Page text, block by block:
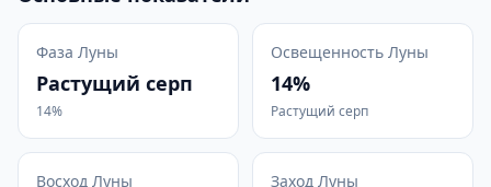
Фаза Луны
Растущий серп
14%
Освещенность Луны
14%
Растущий серп
Восход Луны Заход Луны